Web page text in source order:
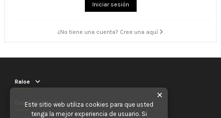
Iniciar sesión
¿No tiene una cuenta? Cree una aquí
Raloe
Contáctenos
✕
Este sitio web utiliza cookies para que usted
tenga la mejor experiencia de usuario. Si